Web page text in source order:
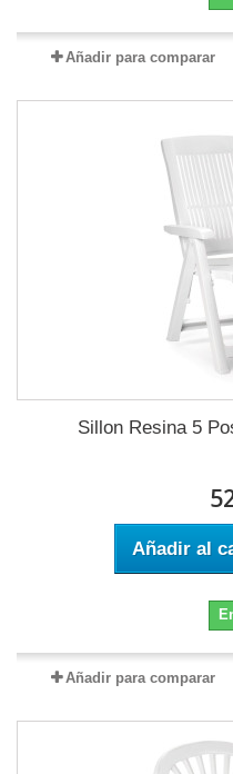
Añadir para comparar
Sillon Resina 5
Añadir al
Añadir para comparar